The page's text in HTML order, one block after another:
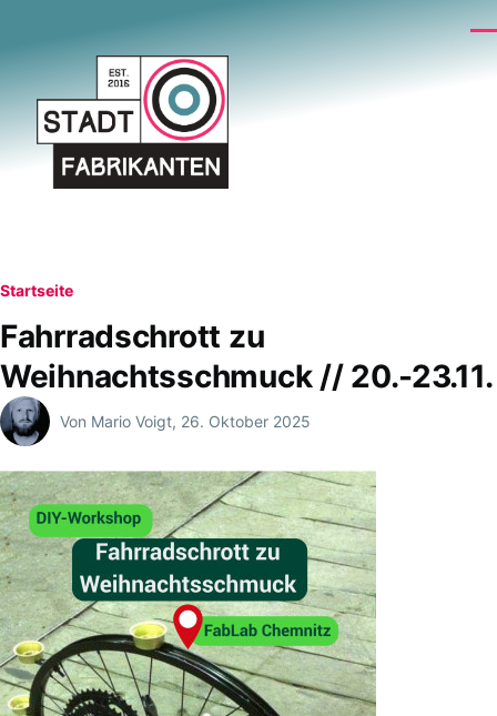
Pfadnavigation
Startseite
Fahrradschrott zu
Weihnachtsschmuck // 20.-23.11.
Von Mario Voigt, 26. Oktober 2025